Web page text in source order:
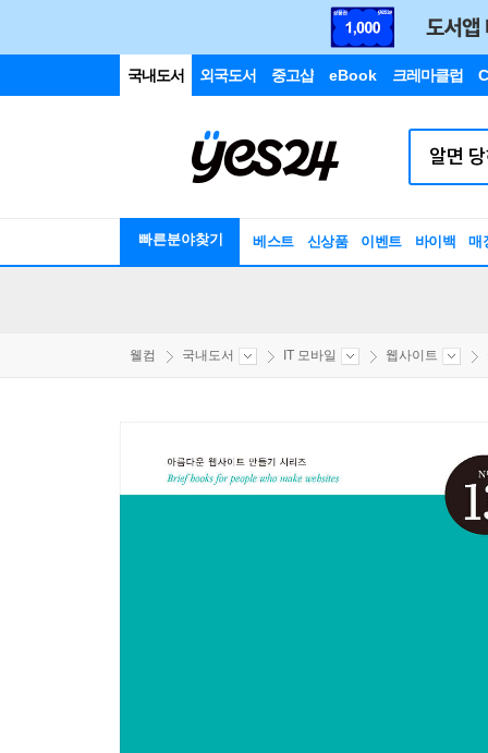
국내도서 외국도서 중고샵 eBook 크레마클럽
빠른분야찾기 베스트 신상품 이벤트 바이백 매
웰컴 국내도서 IT 모바일 웹사이트